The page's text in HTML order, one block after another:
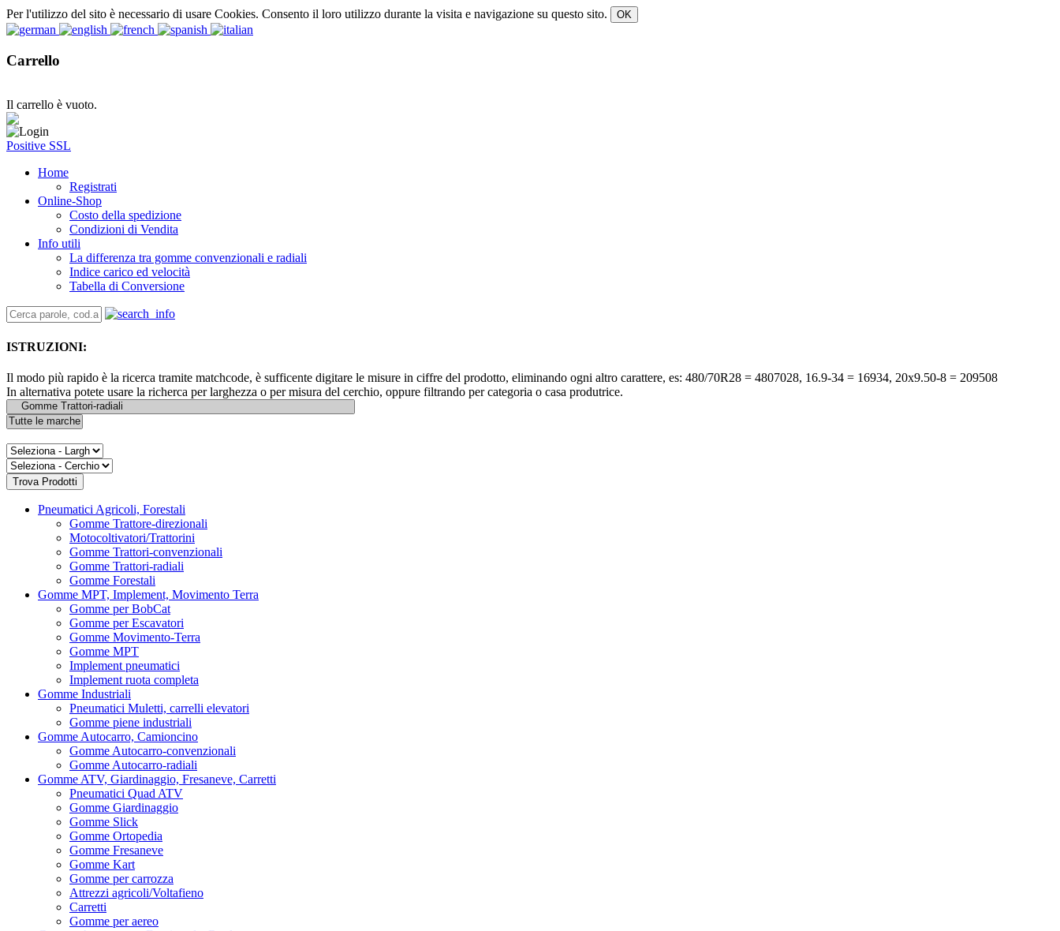
Per l'utilizzo del sito è necessario di usare Cookies. Consento il loro utilizzo durante la visita e navigazione su questo sito.
Carrello
Il carrello è vuoto.
Positive SSL
Home
Registrati
Online-Shop
Costo della spedizione
Condizioni di Vendita
Info utili
La differenza tra gomme convenzionali e radiali
Indice carico ed velocità
Tabella di Conversione
ISTRUZIONI:
Il modo più rapido è la ricerca tramite matchcode, è sufficente digitare le misure in ciffre del prodotto, eliminando ogni altro carattere, es: 480/70R28 = 4807028, 16.9-34 = 16934, 20x9.50-8 = 209508
In alternativa potete usare la richerca per larghezza o per misura del cerchio, oppure filtrando per categoria o casa produtrice.
Pneumatici Agricoli, Forestali
Gomme Trattore-direzionali
Motocoltivatori/Trattorini
Gomme Trattori-convenzionali
Gomme Trattori-radiali
Gomme Forestali
Gomme MPT, Implement, Movimento Terra
Gomme per BobCat
Gomme per Escavatori
Gomme Movimento-Terra
Gomme MPT
Implement pneumatici
Implement ruota completa
Gomme Industriali
Pneumatici Muletti, carrelli elevatori
Gomme piene industriali
Gomme Autocarro, Camioncino
Gomme Autocarro-convenzionali
Gomme Autocarro-radiali
Gomme ATV, Giardinaggio, Fresaneve, Carretti
Pneumatici Quad ATV
Gomme Giardinaggio
Gomme Slick
Gomme Ortopedia
Gomme Fresaneve
Gomme Kart
Gomme per carrozza
Attrezzi agricoli/Voltafieno
Carretti
Gomme per aereo